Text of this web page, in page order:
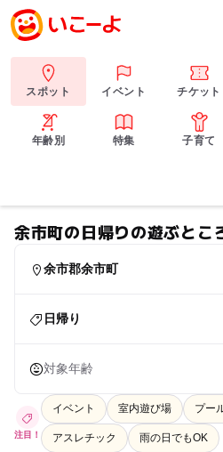
スポット イベント チケット
年齢別 特集 子育て
余市町の日帰りの遊ぶとこ
余市郡余市町
日帰り
対象年齢
注目！
イベント 室内遊び場 プー
アスレチック 雨の日でもOK